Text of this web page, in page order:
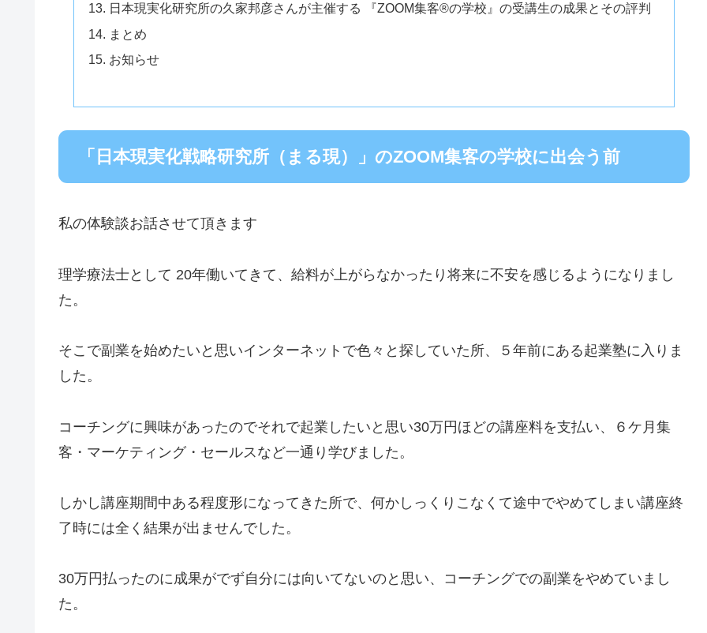
日本現実化研究所の久家邦彦さんが主催する 『ZOOM集客®の学校』の受講生の成果とその評判
まとめ
お知らせ
「日本現実化戦略研究所（まる現）」のZOOM集客の学校に出会う前
私の体験談お話させて頂きます
理学療法士として 20年働いてきて、給料が上がらなかったり将来に不安を感じるようになりまし
た。
そこで副業を始めたいと思いインターネットで色々と探していた所、５年前にある起業塾に入りま
した。
コーチングに興味があったのでそれで起業したいと思い30万円ほどの講座料を支払い、６ケ月集
客・マーケティング・セールスなど一通り学びました。
しかし講座期間中ある程度形になってきた所で、何かしっくりこなくて途中でやめてしまい講座終
了時には全く結果が出ませんでした。
30万円払ったのに成果がでず自分には向いてないのと思い、コーチングでの副業をやめていまし
た。